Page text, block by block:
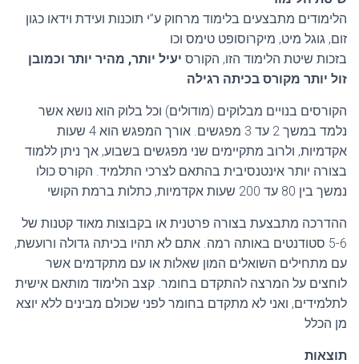
הלימודים מתבצעים בלימוד מרחוק ע”י תוכנות ועידת וידאו כגון
זום, גוגל מיט, מיקרוסופט טימס וכו
בזכות שיטת הלימוד הזו, הקורס יעיל יותר, מהיר יותר וכמובן
זול יותר מקורס בכיתה רגילה
הקורסים בנויים מבלוקים (מודולים) וכל בלוק הוא נושא אשר
נלמד במשך 2 עד 3 מפגשים. אורך המפגש הוא 4 שעות
אקדמיות, ולרוב מתקיימים שני מפגשים בשבוע, אך ניתן ללמוד
בצורה יותר אינטנסיבית בהתאם לצרכי התלמיד. הקורס כולו
נמשך בין 80 עד 200 שעות אקדמיות, כתלות ברמת הקושי
ההדרכה מתבצעת בצורה פרטנית או בקבוצות מאוד קטנות של
5-6 סטודנטים באותה רמה. אתם לא תהיו בכיתה גדולה ורועשת,
עם מתחילים השואלים המון שאלות או עם מתקדמים אשר
לוחצים על המרצה להתקדם בחומר. קצב הלימוד מותאם אישית
לתלמידים, ואני לא מתקדם בחומר לפני שכולם מבינים ללא יוצא
מן הכלל
תוצאות